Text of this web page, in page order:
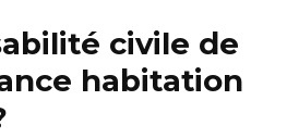
civile de
habitation